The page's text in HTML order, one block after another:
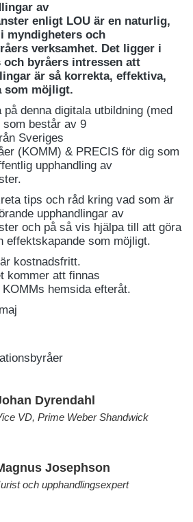
av
enligt LOU är en naturlig,
myndigheters och
verksamhet. Det ligger i
och byråers intressen att
är så korrekta, effektiva,
som möjligt.
denna digitala utbildning (med
som består av 9
Sveriges
(KOMM) & PRECIS för dig som
upphandling av
tips och råd kring vad som är
upphandlingar av
och på så vis hjälpa till att göra
effektskapande som möjligt.
kostnadsfritt.
kommer att finnas
hemsida efteråt.
Dyrendahl
VD, Prime Weber Shandwick
Josephson
och upphandlingsexpert